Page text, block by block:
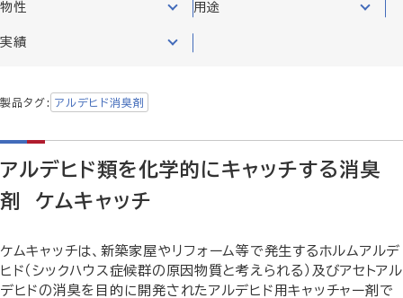
物性 用途
実績
製品タグ アルデヒド消臭剤
アルデヒド類を化学的にキャッチする消臭
剤 ケムキャッチ
ケムキャッチは、新築家屋やリフォーム等で発生するホルムアルデ
ヒド（シックハウス症候群の原因物質と考えられる）及びアセトアル
デヒドの消臭を目的に開発されたアルデヒド用キャッチャー剤で